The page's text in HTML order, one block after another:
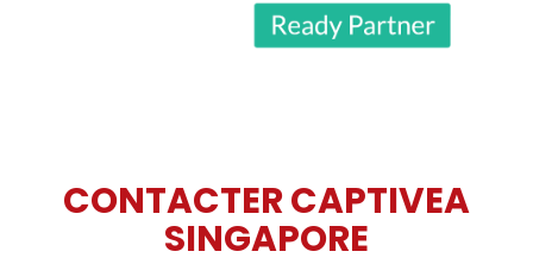
CONTACTER CAPTIVEA
SINGAPORE